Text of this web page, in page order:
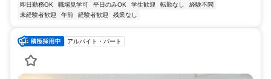
即日勤務OK
職場見学可 平日のみOK 学生歓迎 転勤なし
経験不問
未経験者歓迎
午前 経験者歓迎 残業なし
アルバイト・パート